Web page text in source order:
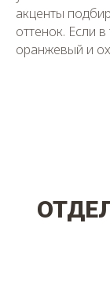
акценты
оттенок. Если
оранжевый и